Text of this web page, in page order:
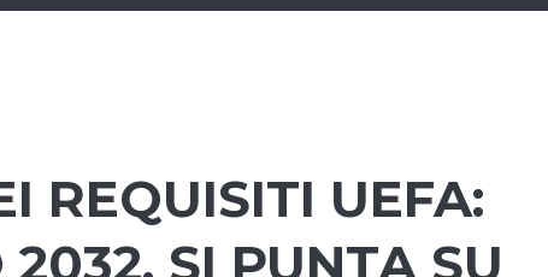
REQUISITI UEFA:
SI PUNTA SU